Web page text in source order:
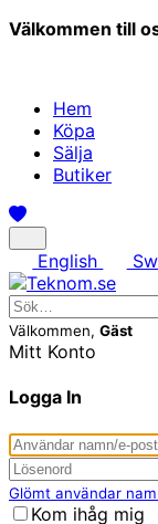
Välkommen till
Hem
Köpa
Sälja
Butiker
English
Välkommen, Gäst
Mitt Konto
Logga In
Glömt användar
Kom ihåg mig